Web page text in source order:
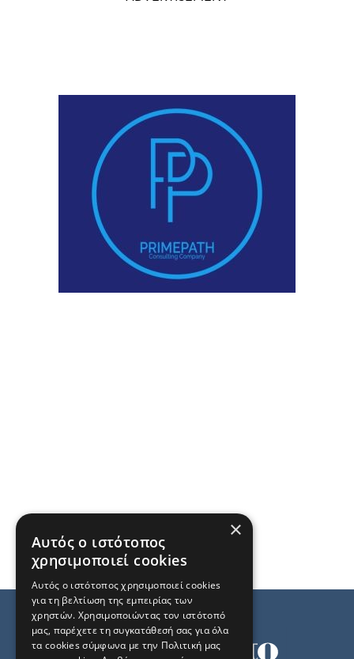
×
Αυτός ο ιστότοπος
χρησιμοποιεί cookies
Αυτός ο ιστότοπος χρησιμοποιεί cookies
για τη βελτίωση της εμπειρίας των
χρηστών. Χρησιμοποιώντας τον ιστότοπό
μας, παρέχετε τη συγκατάθεσή σας για όλα
τα cookies σύμφωνα με την Πολιτική μας